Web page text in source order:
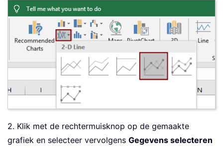
2. Klik met de rechtermuisknop op de gemaakte
grafiek en selecteer vervolgens Gegevens selecteren